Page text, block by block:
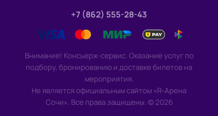
+7 (862) 555-28-43
Внимание! Консьерж-сервис. Оказание услуг по
подбору, бронированию и доставке билетов на
мероприятия.
Не является официальным сайтом «R-Арена
Сочи». Все права защищены.©2026